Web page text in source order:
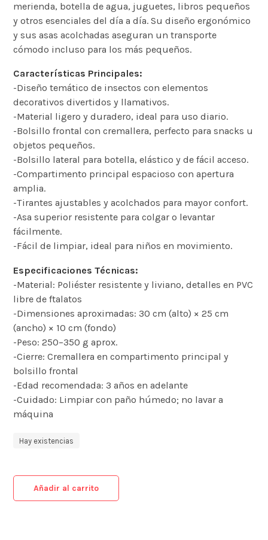
merienda, botella de agua, juguetes, libros pequeños
y otros esenciales del día a día. Su diseño ergonómico
y sus asas acolchadas aseguran un transporte
cómodo incluso para los más pequeños.
Características Principales:
-Diseño temático de insectos con elementos
decorativos divertidos y llamativos.
-Material ligero y duradero, ideal para uso diario.
-Bolsillo frontal con cremallera, perfecto para snacks u
objetos pequeños.
-Bolsillo lateral para botella, elástico y de fácil acceso.
-Compartimento principal espacioso con apertura
amplia.
-Tirantes ajustables y acolchados para mayor confort.
-Asa superior resistente para colgar o levantar
fácilmente.
-Fácil de limpiar, ideal para niños en movimiento.
Especificaciones Técnicas:
-Material: Poliéster resistente y liviano, detalles en PVC
libre de ftalatos
-Dimensiones aproximadas: 30 cm (alto) × 25 cm
(ancho) × 10 cm (fondo)
-Peso: 250–350 g aprox.
-Cierre: Cremallera en compartimento principal y
bolsillo frontal
-Edad recomendada: 3 años en adelante
-Cuidado: Limpiar con paño húmedo; no lavar a
máquina
Hay existencias
Añadir al carrito